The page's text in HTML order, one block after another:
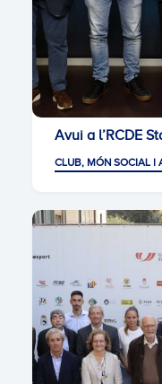
Avui a l’RCDE
CLUB, MÓN SOCIAL I